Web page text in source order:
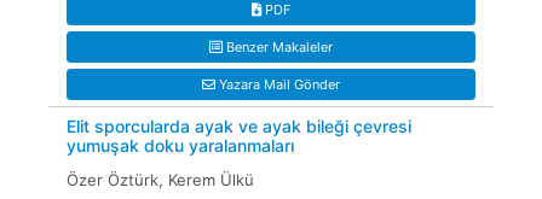
PDF
Benzer Makaleler
Yazara Mail Gönder
Elit sporcularda ayak ve ayak bileği çevresi
yumuşak doku yaralanmaları
Özer Öztürk, Kerem Ülkü